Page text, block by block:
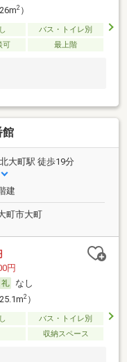
2）
バス・トイレ別
可 最上階
館
大町駅 徒歩19分
建
町市大町
円
なし
2）
バス・トイレ別
収納スペース